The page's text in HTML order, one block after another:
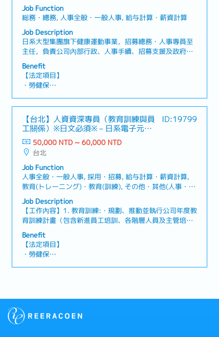
Job Function
総務・總務, 人事全般・一般人事, 給与計算・薪資計算
Job Description
日系大型集團旗下健康運動事業，招募總務・人事專員至
主任，負責公司內部行政、人事手續、招募支援及政府機
關對應等工作，並有機會隨著組織成長逐步拓展人事總務
專業能力。【工作內容】・公司備品、辦公用品及設備之
採購、發注與管理・合約、公司文件、印鑑及用印相關行
政作業・協助處理總務、人事行政及勞資會議相關事務・
協助人才招募、履歷整理、面試安排及到職相關作業・辦
休假及其他人事相關資料・與衛生局、勞工局、經濟部等
政府機關進行文件往來及行政對應・支援健身會館營運、
展店及其他後勤行政工作・使用日文與日本籍主管進行日
常工作溝通及報告・完成主管交辦之其他人事、總務及行
Benefit
【法定項目】
・勞健保
・各種休假（特別休假、婚假、喪假、生理假、產檢假、
陪產假、產假、育嬰假）
・退休金
【公司福利】
・獎金：平均2個月
【台北】人資資深專員（教育訓練與員
工關係）※日文必須※－日系電子元件
製造商
ID:19799
50,000 NTD ~ 60,000 NTD
台北
Job Function
人事全般・一般人事, 採用・招募, 給与計算・薪資計算,
教育(トレーニング)・教育(訓練), その他・其他(人事・人
事), 人事/組織コンサルタント・人事/組織顧問
Job Description
【工作內容】1. 教育訓練:・規劃、推動並執行公司年度教
育訓練計畫（包含新進員工培訓、各階層人員及主管培
訓）・培訓成效追蹤、評估與結案報告製作・研修相關費
用申請、預算控管及行政流程2.員工關係・員工關係維
護、勞資溝通渠道建立，並協助召開勞資會議、獎懲會議
等負責會議籌備、主持及會議紀錄製作・熟悉勞動法令，
能獨立處理申訴、獎懲與爭議案件，確保執行過程符合法
Benefit
【法定項目】
・勞健保
【公司福利】
・年終獎金：1年發放2次（依照公司業績以及個人表現）